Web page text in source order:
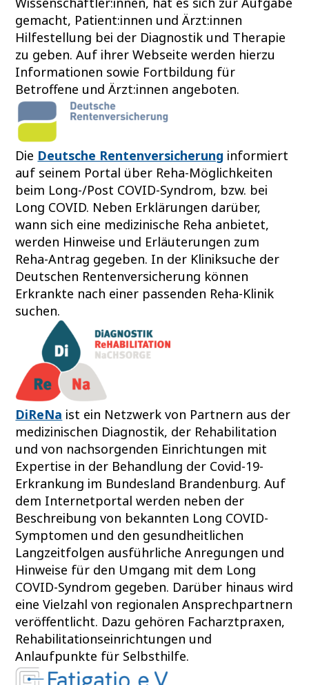
gemacht, Patient:innen und Ärzt:innen
Hilfestellung bei der Diagnostik und Therapie
zu geben. Auf ihrer Webseite werden hierzu
Informationen sowie Fortbildung für
Betroffene und Ärzt:innen angeboten.
Die Deutsche Rentenversicherung informiert
auf seinem Portal über Reha-Möglichkeiten
beim Long-/Post COVID-Syndrom, bzw. bei
Long COVID. Neben Erklärungen darüber,
wann sich eine medizinische Reha anbietet,
werden Hinweise und Erläuterungen zum
Reha-Antrag gegeben. In der Kliniksuche der
Deutschen Rentenversicherung können
Erkrankte nach einer passenden Reha-Klinik
suchen.
DiReNa ist ein Netzwerk von Partnern aus der
medizinischen Diagnostik, der Rehabilitation
und von nachsorgenden Einrichtungen mit
Expertise in der Behandlung der Covid-19-
Erkrankung im Bundesland Brandenburg. Auf
dem Internetportal werden neben der
Beschreibung von bekannten Long COVID-
Symptomen und den gesundheitlichen
Langzeitfolgen ausführliche Anregungen und
Hinweise für den Umgang mit dem Long
COVID-Syndrom gegeben. Darüber hinaus wird
eine Vielzahl von regionalen Ansprechpartnern
veröffentlicht. Dazu gehören Facharztpraxen,
Rehabilitationseinrichtungen und
Anlaufpunkte für Selbsthilfe.